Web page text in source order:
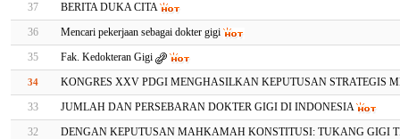
37
BERITA DUKA CITA
36
Mencari pekerjaan sebagai dokter gigi
35
Fak. Kedokteran Gigi
34
KONGRES XXV PDGI MENGHASILKAN KEPUTUSAN STRATEGIS
33
JUMLAH DAN PERSEBARAN DOKTER GIGI DI INDONESIA
32
DENGAN KEPUTUSAN MAHKAMAH KONSTITUSI: TUKANG